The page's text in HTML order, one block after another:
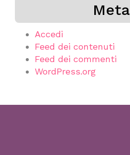
Meta
Accedi
Feed dei contenuti
Feed dei commenti
WordPress.org